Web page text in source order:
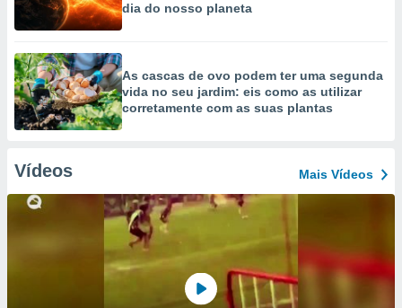
dia do nosso planeta
As cascas de ovo podem ter uma segunda
vida no seu jardim: eis como as utilizar
corretamente com as suas plantas
Vídeos Mais Vídeos